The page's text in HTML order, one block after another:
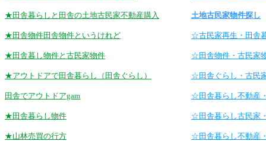
★田舎暮らしと田舎の土地古民家不動産購入
★田舎物件田舎物件というけれど
★田舎暮し物件と古民家物件
★アウトドアで田舎暮らし（田舎ぐらし）
田舎でアウトドアgam
★田舎暮らし物件
★山林売買の行方
土地古民家物件探し
☆古民家再生・田舎
☆田舎物件・古民家
☆田舎ぐらし・古民
☆田舎暮らし不動産
☆田舎暮らし古民家
☆田舎暮らし不動産